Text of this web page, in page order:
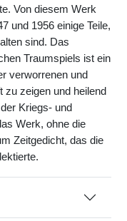
Von diesem Werk
und 1956 einige Teile,
sind. Das
Traumspiels ist ein
verworrenen und
zeigen und heilend
Kriegs- und
Werk, ohne die
Zeitgedicht, das die